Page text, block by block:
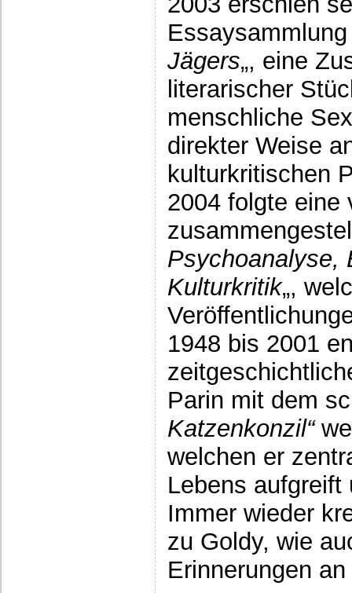
Essaysammlung
Jägers„, eine
literarischer
menschliche
direkter Weise
kulturkritischen
2004 folgte eine
Psychoanalyse,
Kulturkritik„,
1948 bis 2001
Parin mit dem
Katzenkonzil“
welchen er
Lebens
Immer wieder
zu Goldy, wie
Erinnerungen